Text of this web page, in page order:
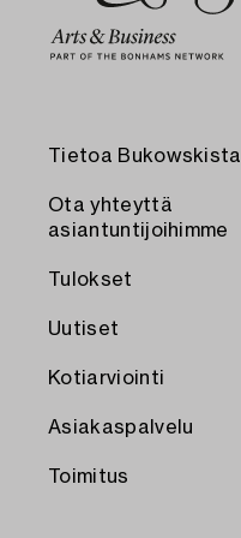
Tietoa Bukowskista
Ota yhteyttä
asiantuntijoihimme
Tulokset
Uutiset
Kotiarviointi
Asiakaspalvelu
Toimitus